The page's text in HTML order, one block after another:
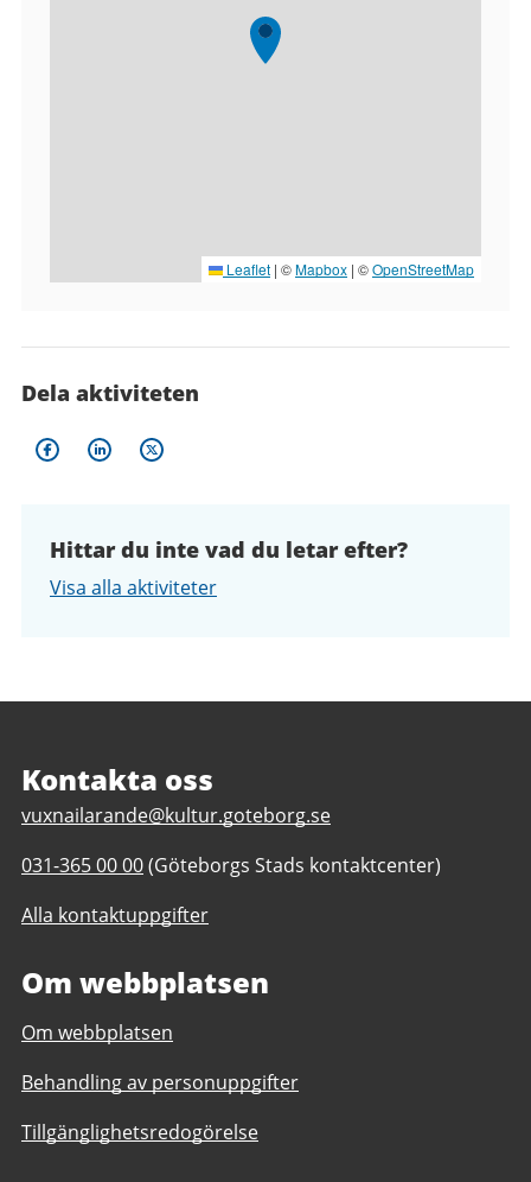
Leaflet | ©Mapbox | ©OpenStreetMap
Dela aktiviteten
Hittar du inte vad du letar efter?
Visa alla aktiviteter
Kontakta oss
E
p
s
t
l
l
V
u
vuxnailarande@kultur.goteborg.se
T
l
f
n
u
m
m
031-365 00 00(Göteborgs Stads kontaktcenter)
Alla kontaktuppgifter
Om webbplatsen
Om webbplatsen
Behandling av personuppgifter
Tillgänglighetsredogörelse